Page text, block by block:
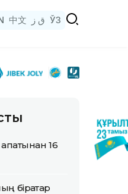
中文 ق ز ЎЗ
16
бірқатар